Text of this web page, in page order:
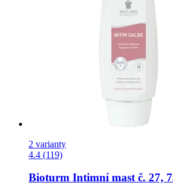
2 varianty
4.4 (119)
Bioturm Intimní mast č. 27,